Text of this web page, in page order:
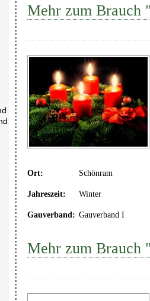
Mehr zum Brauch
Ort: Schönram
Jahreszeit: Winter
Gauverband: Gauverband I
Mehr zum Brauch